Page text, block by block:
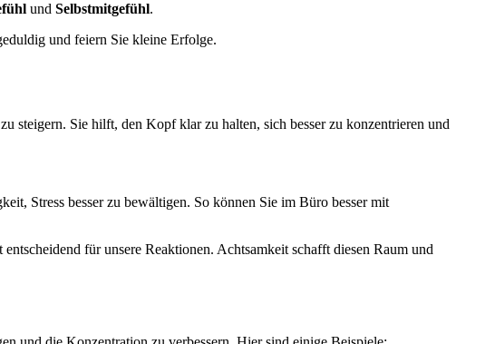
und Selbstmitgefühl.
und feiern Sie kleine Erfolge.
steigern. Sie hilft, den Kopf klar zu halten, sich besser zu konzentrieren und
Stress besser zu bewältigen. So können Sie im Büro besser mit
für unsere Reaktionen. Achtsamkeit schafft diesen Raum und